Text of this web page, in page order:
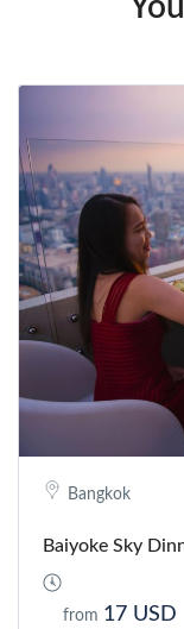
Bangkok
Baiyoke Sky
from 17 USD